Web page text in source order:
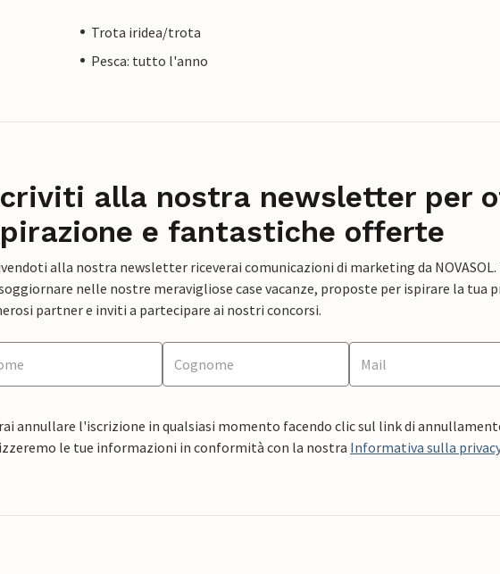
Trota iridea/trota
Pesca: tutto l'anno
alla nostra newsletter per
e fantastiche offerte
alla nostra newsletter riceverai comunicazioni di marketing da
nelle nostre meravigliose case vacanze, proposte per ispirare la tua
partner e inviti a partecipare ai nostri concorsi.
annullare l'iscrizione in qualsiasi momento facendo clic sul link di
le tue informazioni in conformità con la nostra Informativa sulla privacy